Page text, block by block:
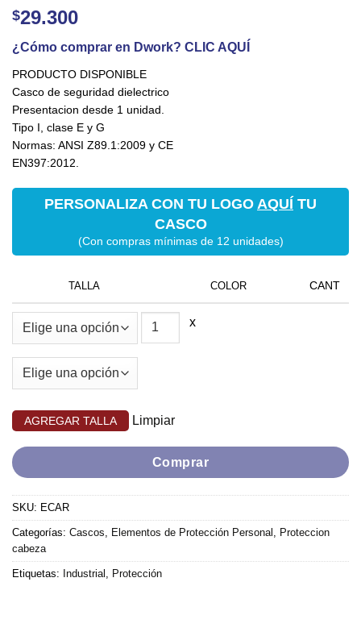
$29.300
¿Cómo comprar en Dwork? CLIC AQUÍ
PRODUCTO DISPONIBLE
Casco de seguridad dielectrico
Presentacion desde 1 unidad.
Tipo I, clase E y G
Normas: ANSI Z89.1:2009 y CE
EN397:2012.
PERSONALIZA CON TU LOGO AQUÍ TU
CASCO
(Con compras mínimas de 12 unidades)
TALLA COLOR
x
Limpiar
Comprar
SKU: ECAR
Categorías: Cascos Elementos de Protección Personal
Proteccion
cabeza
Etiquetas: Industrial Protección